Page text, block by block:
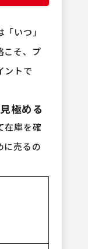
いつ」
こそ、プ
ントで
極める
在庫を確
に売るの